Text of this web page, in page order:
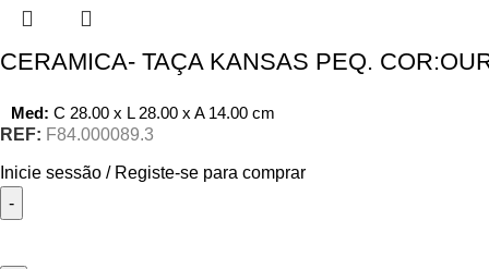
CERAMICA- TAÇA KANSAS PEQ.
Med: C 28.00 x L 28.00 x A 14.00 cm
REF: F84.000089.3
Inicie sessão / Registe-se para comprar